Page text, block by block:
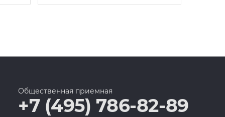
Общественная приемная
+7 (495) 786-82-89